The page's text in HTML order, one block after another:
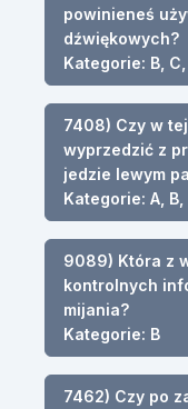
powinieneś
dźwiękowych?
Kategorie: B, C,
7408) Czy w
wyprzedzić z
jedzie lewym
Kategorie: A, B,
9089) Która z
kontrolnych
mijania?
Kategorie: B
7462) Czy po